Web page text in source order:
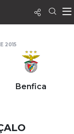
2015
Benfica